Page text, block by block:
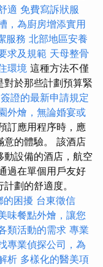
適 免費寫訴狀服
，為廚房增添實用
服務 北部地區安養
求及規範 天母整骨
環境 這種方法不僅
於那些計劃預算緊
證的最新申請規定
外燴，無論婚宴或
訂應用程序時，應
意的體驗。 該酒店
設備的酒店，航空
過在單個用戶友好
劃的舒適度。
的困擾 台東徵信
味餐點外燴，讓您
類活動的需求 專業
專業偵探公司，為
析 多樣化的醫美項